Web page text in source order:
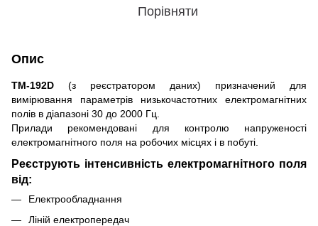
Порівняти
Опис
ТМ-192D (з реєстратором даних) призначений для
вимірювання параметрів низькочастотних електромагнітних
полів в діапазоні 30 до 2000 Гц.
Прилади рекомендовані для контролю напруженості
електромагнітного поля на робочих місцях і в побуті.
Реєструють інтенсивність електромагнітного поля
від:
Електрообладнання
Ліній електропередач